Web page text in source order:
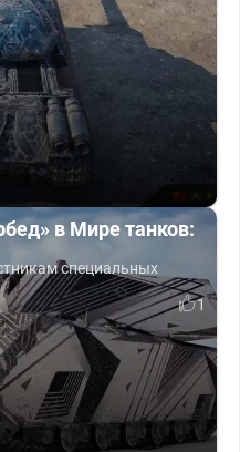
в Мире танков:
специальных
1